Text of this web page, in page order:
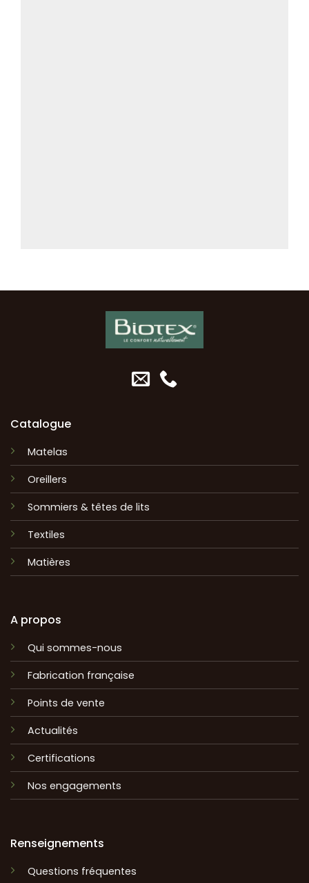
Catalogue
Matelas
Oreillers
Sommiers & têtes de lits
Textiles
Matières
A propos
Qui sommes-nous
Fabrication française
Points de vente
Actualités
Certifications
Nos engagements
Renseignements
Questions fréquentes